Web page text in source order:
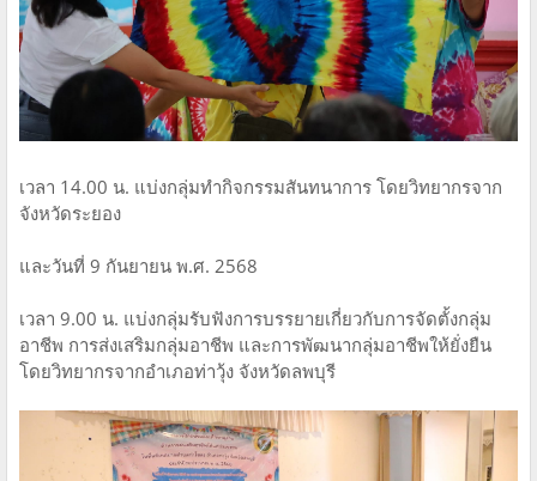
เวลา 14.00 น. แบ่งกลุ่มทำกิจกรรมสันทนาการ โดยวิทยากรจาก
จังหวัดระยอง
และวันที่ 9 กันยายน พ.ศ. 2568
เวลา 9.00 น. แบ่งกลุ่มรับฟังการบรรยายเกี่ยวกับการจัดตั้งกลุ่ม
อาชีพ การส่งเสริมกลุ่มอาชีพ และการพัฒนากลุ่มอาชีพให้ยั่งยืน
โดยวิทยากรจากอำเภอท่าวุ้ง จังหวัดลพบุรี